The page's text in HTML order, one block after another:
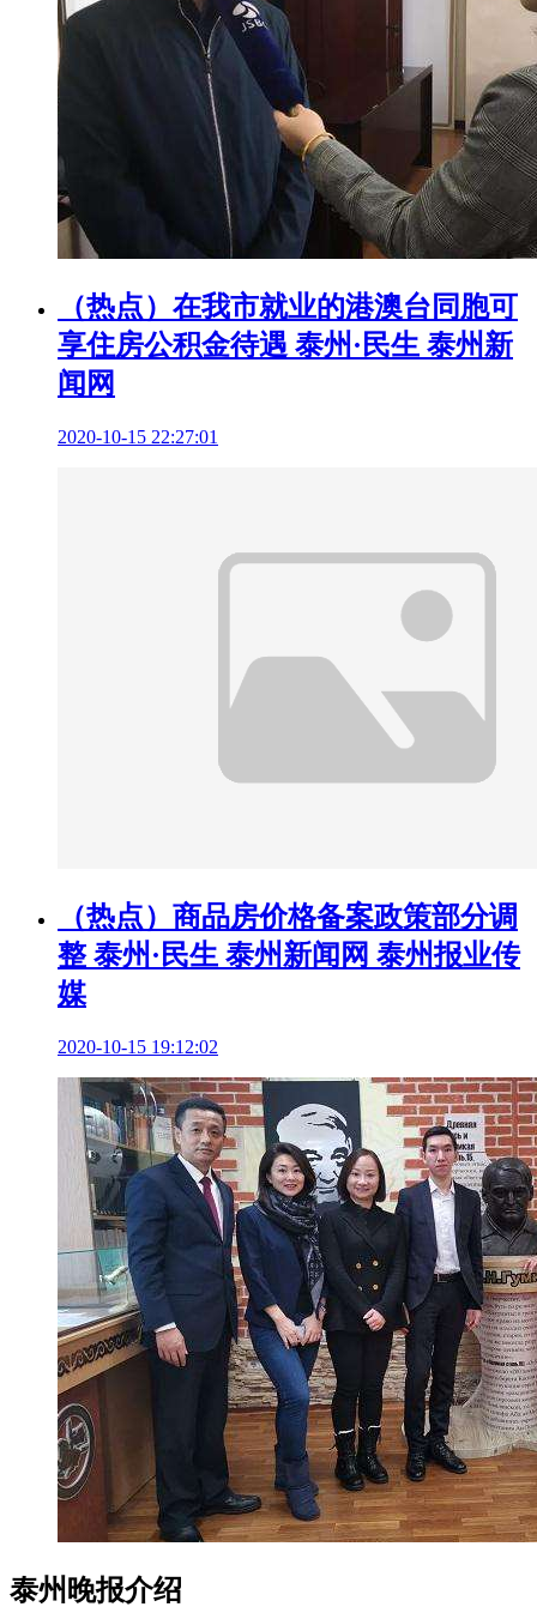
（热点）在我市就业的港澳台同胞可
享住房公积金待遇 泰州·民生 泰州新
闻网
2020-10-15 22:27:01
（热点）商品房价格备案政策部分调
整 泰州·民生 泰州新闻网 泰州报业传
媒
2020-10-15 19:12:02
泰州晚报介绍